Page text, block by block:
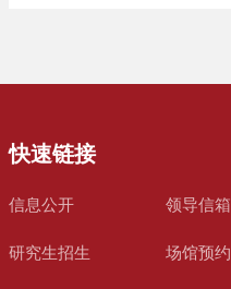
快速链接
信息公开 领导信箱
研究生招生 场馆预约